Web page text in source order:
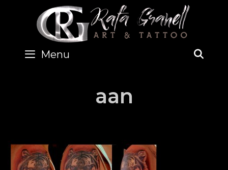
content
Menu
aan